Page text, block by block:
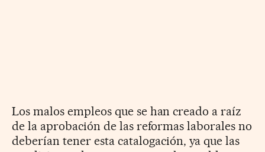
Los malos empleos que se han creado a raíz
de la aprobación de las reformas laborales no
deberían tener esta catalogación, ya que las